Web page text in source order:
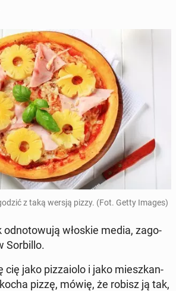
z taką wersją pizzy. (Fot. Getty Images)
od­no­to­wu­ją włoskie media, za­go­
Sor­bil­lo.
cię jako piz­za­io­lo i jako miesz­kan­
pizzę, mówię, że robisz ją tak,